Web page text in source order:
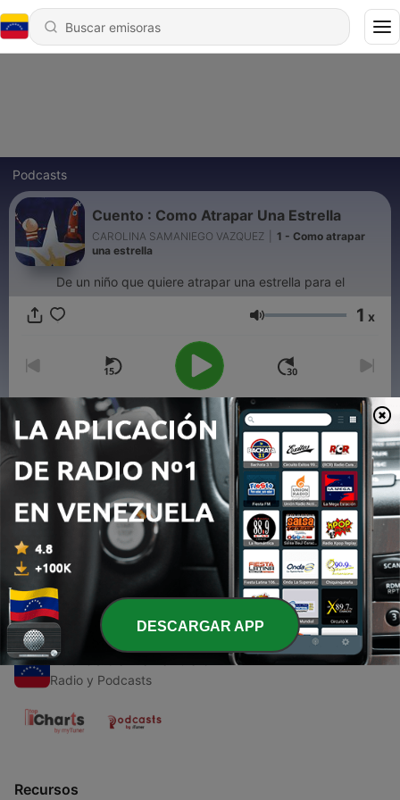
Podcasts
Cuento : Como Atrapar Una Estrella
CAROLINA SAMANIEGO VAZQUEZ
1 - Como atrapar
una estrella
De un niño que quiere atrapar una estrella para el
Volumen 1 x
00:00
Episodios
1 - Como atrapar una estrella
04 mar. 2021
Radios de Venezuela
Radio y Podcasts
Recursos
DESCARGAR APP